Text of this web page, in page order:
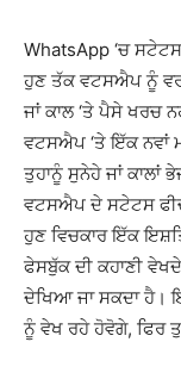
WhatsApp ‘ਚ
ਹੁਣ ਤੱਕ ਵਟਸਐਪ ਨੂੰ
ਜਾਂ ਕਾਲ ‘ਤੇ ਪੈਸੇ ਖਰਚ
ਵਟਸਐਪ ‘ਤੇ ਇੱਕ ਨਵਾਂ
ਤੁਹਾਨੂੰ ਸੁਨੇਹੇ ਜਾਂ ਕਾਲਾਂ
ਵਟਸਐਪ ਦੇ ਸਟੇਟਸ
ਹੁਣ ਵਿਚਕਾਰ ਇੱਕ
ਫੇਸਬੁੱਕ ਦੀ ਕਹਾਣੀ
ਦੇਖਿਆ ਜਾ ਸਕਦਾ ਹੈ।
ਨੂੰ ਵੇਖ ਰਹੇ ਹੋਵੋਗੇ, ਫਿਰ